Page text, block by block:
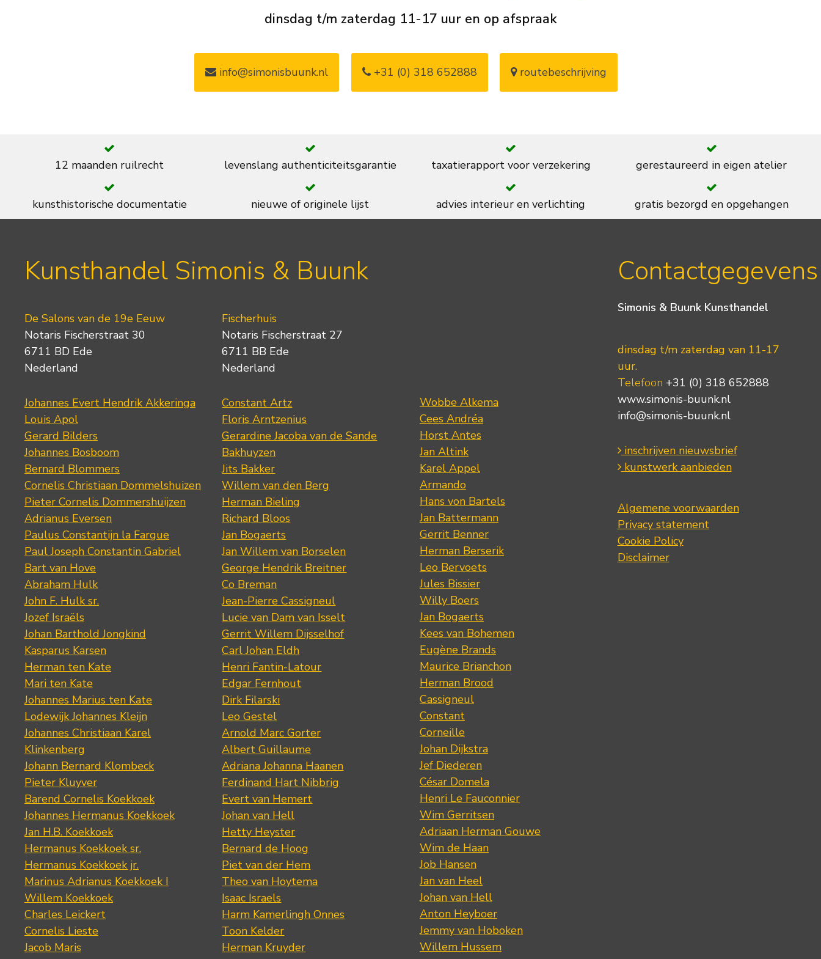
dinsdag t/m zaterdag 11-17 uur en op afspraak
info@simonisbuunk.nl +31 (0) 318 652888 routebeschrijving
12 maanden ruilrecht levenslang authenticiteitsgarantie taxatierapport voor verzekering gerestaureerd in eigen atelier
kunsthistorische documentatie nieuwe of originele lijst advies interieur en verlichting gratis bezorgd en opgehangen
Kunsthandel Simonis & Buunk
De Salons van de 19e Eeuw
Notaris Fischerstraat 30
6711 BD Ede
Nederland
Johannes Evert Hendrik Akkeringa
Louis Apol
Gerard Bilders
Johannes Bosboom
Bernard Blommers
Cornelis Christiaan Dommelshuizen
Pieter Cornelis Dommershuijzen
Adrianus Eversen
Paulus Constantijn la Fargue
Paul Joseph Constantin Gabriel
Bart van Hove
Abraham Hulk
John F. Hulk sr.
Jozef Israëls
Johan Barthold Jongkind
Kasparus Karsen
Herman ten Kate
Mari ten Kate
Johannes Marius ten Kate
Lodewijk Johannes Kleijn
Johannes Christiaan Karel
Klinkenberg
Johann Bernard Klombeck
Pieter Kluyver
Barend Cornelis Koekkoek
Johannes Hermanus Koekkoek
Jan H.B. Koekkoek
Hermanus Koekkoek sr.
Hermanus Koekkoek jr.
Marinus Adrianus Koekkoek I
Willem Koekkoek
Charles Leickert
Cornelis Lieste
Jacob Maris
Fischerhuis
Notaris Fischerstraat 27
6711 BB Ede
Nederland
Constant Artz
Floris Arntzenius
Gerardine Jacoba van de Sande
Bakhuyzen
Jits Bakker
Willem van den Berg
Herman Bieling
Richard Bloos
Jan Bogaerts
Jan Willem van Borselen
George Hendrik Breitner
Co Breman
Jean-Pierre Cassigneul
Lucie van Dam van Isselt
Gerrit Willem Dijsselhof
Carl Johan Eldh
Henri Fantin-Latour
Edgar Fernhout
Dirk Filarski
Leo Gestel
Arnold Marc Gorter
Albert Guillaume
Adriana Johanna Haanen
Ferdinand Hart Nibbrig
Evert van Hemert
Johan van Hell
Hetty Heyster
Bernard de Hoog
Piet van der Hem
Theo van Hoytema
Isaac Israels
Harm Kamerlingh Onnes
Toon Kelder
Herman Kruyder
Wobbe Alkema
Cees Andréa
Horst Antes
Jan Altink
Karel Appel
Armando
Hans von Bartels
Jan Battermann
Gerrit Benner
Herman Berserik
Leo Bervoets
Jules Bissier
Willy Boers
Jan Bogaerts
Kees van Bohemen
Eugène Brands
Maurice Brianchon
Herman Brood
Cassigneul
Constant
Corneille
Johan Dijkstra
Jef Diederen
César Domela
Henri Le Fauconnier
Wim Gerritsen
Adriaan Herman Gouwe
Wim de Haan
Job Hansen
Jan van Heel
Johan van Hell
Anton Heyboer
Jemmy van Hoboken
Willem Hussem
Contactgegevens
Simonis & Buunk Kunsthandel
dinsdag t/m zaterdag van 11-17
uur.
Telefoon +31 (0) 318 652888
www.simonis-buunk.nl
info@simonis-buunk.nl
inschrijven nieuwsbrief
kunstwerk aanbieden
Algemene voorwaarden
Privacy statement
Cookie Policy
Disclaimer